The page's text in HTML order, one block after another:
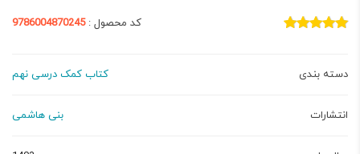
کد محصول :9786004870245
دسته بندی کتاب کمک درسی نهم
انتشارات بنی هاشمی